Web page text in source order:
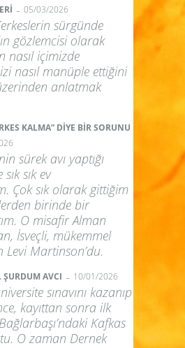
- 05/03/2026
sürgünde
gözlemcisi olarak
nasıl içimizde
nasıl manüple ettiğini
anlatmak
KALMA” DİYE BİR SORUNU
sürek avı yaptığı
sık ev
Çok sık olarak gittiğim
birinde bir
O misafir Alman
İsveçli, mükemmel
Levi Martinson’du.
ŞURDUM AVCI - 10/01/2026
sınavını kazanıp
kayıttan sonra ilk
Kafkas
O zaman Dernek